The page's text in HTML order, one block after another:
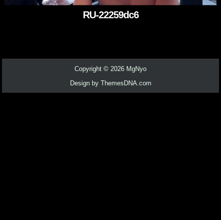
RU-22259dc6
Copyright © 2026 MgNyo
Design by ThemesDNA.com